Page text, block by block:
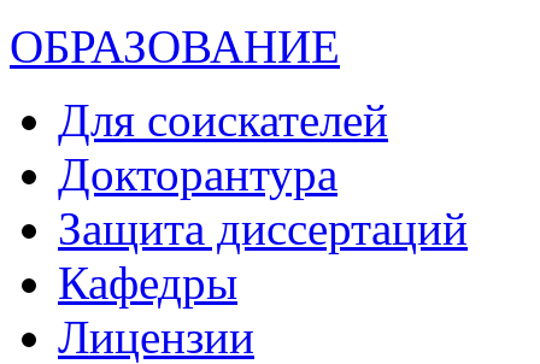
ОБРАЗОВАНИЕ
Для соискателей
Докторантура
Защита диссертаций
Кафедры
Лицензии